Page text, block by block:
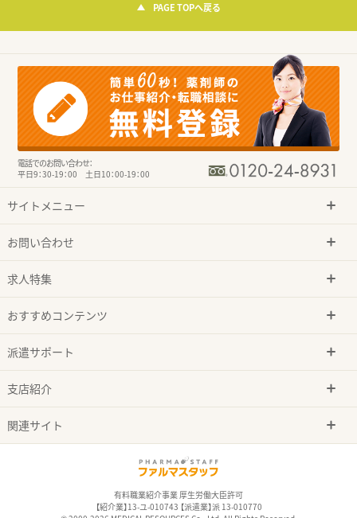
PAGE TOPへ戻る
電話でのお問い合わせ：
平日9：30-19：00 土日10：00-19：00
サイトメニュー
お問い合わせ
求人特集
おすすめコンテンツ
派遣サポート
支店紹介
関連サイト
有料職業紹介事業 厚生労働大臣許可
【紹介業】13-ユ-010743 【派遣業】派 13-010770